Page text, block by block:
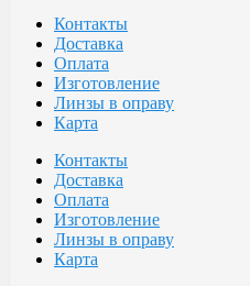
Контакты
Доставка
Оплата
Изготовление
Линзы в оправу
Карта
Контакты
Доставка
Оплата
Изготовление
Линзы в оправу
Карта